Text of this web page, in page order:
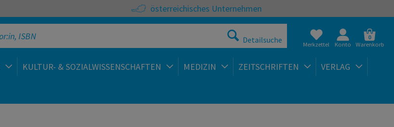
österreichisches Unternehmen
Detailsuche Merkzettel Konto
0
Warenkorb
KULTUR- & SOZIALWISSENSCHAFTEN MEDIZIN ZEITSCHRIFTEN VERLAG